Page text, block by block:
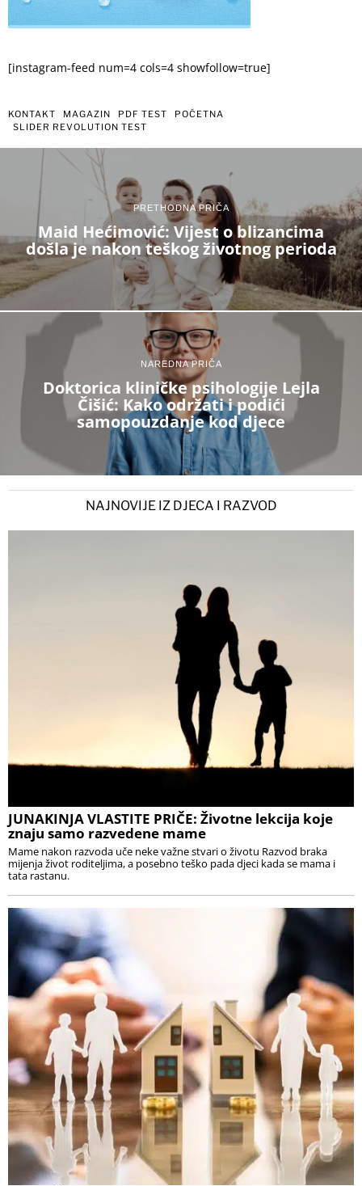
[instagram-feed num=4 cols=4 showfollow=true]
KONTAKT MAGAZIN PDF TEST
POČETNA
SLIDER REVOLUTION TEST
PRETHODNA PRIČA
Maid Hećimović: Vijest o blizancima
došla je nakon teškog životnog perioda
NAREDNA PRIČA
Doktorica kliničke psihologije Lejla
Čišić: Kako održati i podići
samopouzdanje kod djece
NAJNOVIJE IZ DJECA I RAZVOD
JUNAKINJA VLASTITE PRIČE: Životne lekcija koje
znaju samo razvedene mame
Mame nakon razvoda uče neke važne stvari o životu Razvod braka
mijenja život roditeljima, a posebno teško pada djeci kada se mama i
tata rastanu.